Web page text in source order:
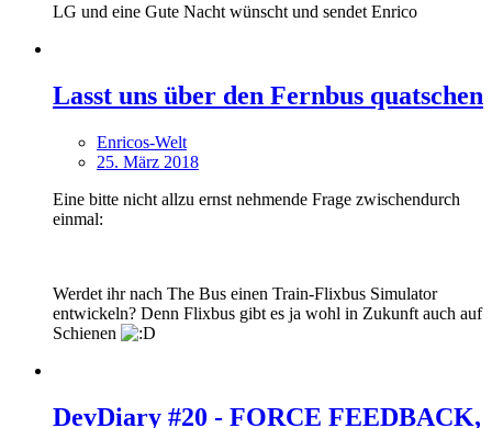
LG und eine Gute Nacht wünscht und sendet Enrico
Lasst uns über den Fernbus quatschen
Enricos-Welt
25. März 2018
Eine bitte nicht allzu ernst nehmende Frage zwischendurch
einmal:
Werdet ihr nach The Bus einen Train-Flixbus Simulator
entwickeln? Denn Flixbus gibt es ja wohl in Zukunft auch auf
Schienen
DevDiary #20 - FORCE FEEDBACK,